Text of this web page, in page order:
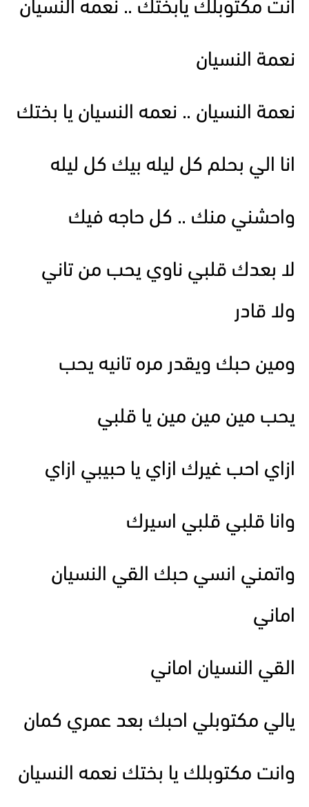
انت مكتوبلك يابختك .. نعمه النسيان
نعمة النسيان
نعمة النسيان .. نعمه النسيان يا بختك
انا الي بحلم كل ليله بيك كل ليله
واحشني منك .. كل حاجه فيك
لا بعدك قلبي ناوي يحب من تاني
ولا قادر
ومين حبك ويقدر مره تانيه يحب
يحب مين مين مين يا قلبي
ازاي احب غيرك ازاي يا حبيبي ازاي
وانا قلبي قلبي اسيرك
واتمني انسي حبك القي النسيان
اماني
القي النسيان اماني
يالي مكتوبلي احبك بعد عمري كمان
وانت مكتوبلك يا بختك نعمه النسيان